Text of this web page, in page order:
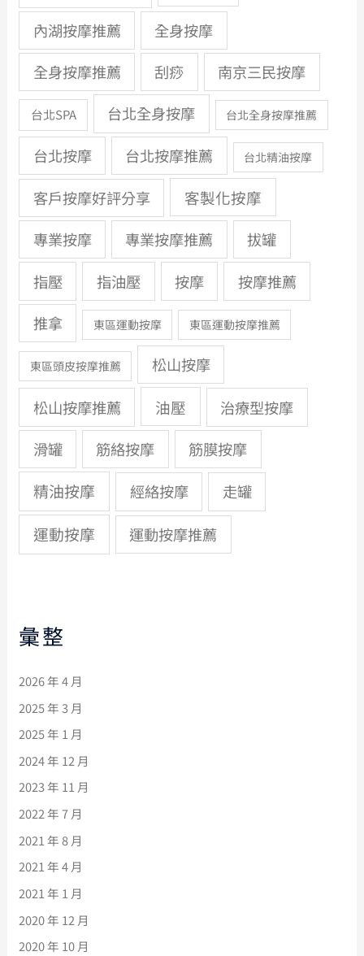
內湖按摩推薦
全身按摩
全身按摩推薦
刮痧 南京三民按摩
台北SPA 台北全身按摩 台北全身按摩推薦
台北按摩 台北按摩推薦 台北精油按摩
客戶按摩好評分享 客製化按摩
專業按摩 專業按摩推薦
拔罐
指壓
指油壓 按摩
按摩推薦
推拿
東區運動按摩 東區運動按摩推薦
東區頭皮按摩推薦 松山按摩
松山按摩推薦 油壓
治療型按摩
滑罐
筋絡按摩 筋膜按摩
精油按摩 經絡按摩 走罐
運動按摩 運動按摩推薦
彙整
2026 年 4 月
2025 年 3 月
2025 年 1 月
2024 年 12 月
2023 年 11 月
2022 年 7 月
2021 年 8 月
2021 年 4 月
2021 年 1 月
2020 年 12 月
2020 年 10 月